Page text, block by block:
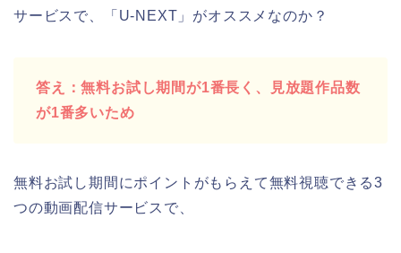
サービスで、「U-NEXT」がオススメなのか？
答え：無料お試し期間が1番長く、見放題作品数
が1番多いため
無料お試し期間にポイントがもらえて無料視聴できる3
つの動画配信サービスで、